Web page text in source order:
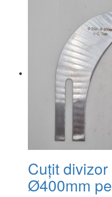
Cuțit
Ø400mm